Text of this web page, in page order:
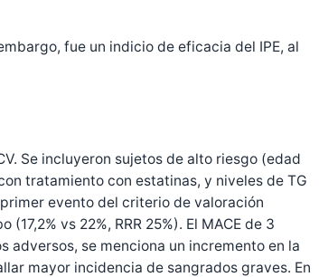
fue un indicio de eficacia del IPE, al
Se incluyeron sujetos de alto riesgo (edad
tratamiento con estatinas, y niveles de TG
evento del criterio de valoración
vs 22%, RRR 25%). El MACE de 3
se menciona un incremento en la
mayor incidencia de sangrados graves. En